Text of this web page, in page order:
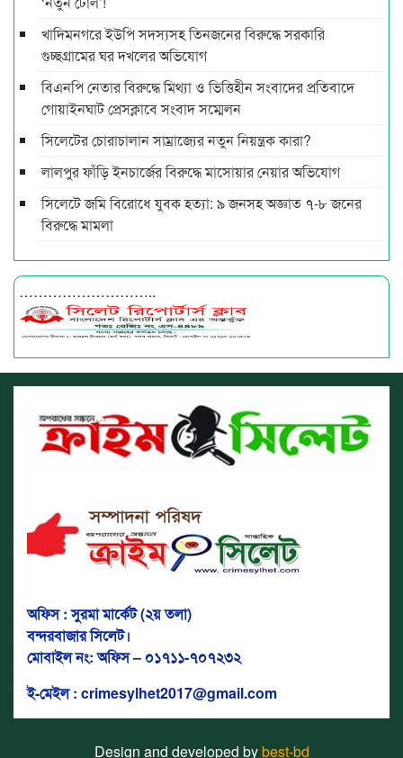
খাদিমনগরে ইউপি সদস্যসহ তিনজনের বিরুদ্ধে সরকারি
গুচ্ছগ্রামের ঘর দখলের অভিযোগ
বিএনপি নেতার বিরুদ্ধে মিথ্যা ও ভিত্তিহীন সংবাদের প্রতিবাদে
গোয়াইনঘাট প্রেসক্লাবে সংবাদ সম্মেলন
সিলেটের চোরাচালান সাম্রাজ্যের নতুন নিয়ন্ত্রক কারা?
লালপুর ফাঁড়ি ইনচার্জের বিরুদ্ধে মাসোয়ার নেয়ার অভিযোগ
সিলেটে জমি বিরোধে যুবক হত্যা: ৯ জনসহ অজ্ঞাত ৭-৮ জনের
বিরুদ্ধে মামলা
………………………..
অফিস : সুরমা মার্কেট (২য় তলা)
বন্দরবাজার সিলেট।
মোবাইল নং: অফিস – ০১৭১১-৭০৭২৩২
ই-মেইল : crimesylhet2017@gmail.com
Design and developed bybest-bd